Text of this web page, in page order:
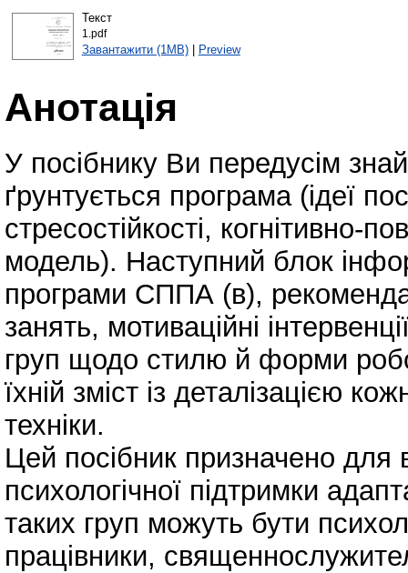
Текст
1.pdf
Завантажити (1MB)| Preview
Анотація
У посібнику Ви передусім
ґрунтується програма (ідеї
стресостійкості, когнітивно-
модель). Наступний блок
програми СППА (в),
занять, мотиваційні
груп щодо стилю й форми
їхній зміст із деталізацією
техніки.
Цей посібник призначено для
психологічної підтримки
таких груп можуть бути
працівники,